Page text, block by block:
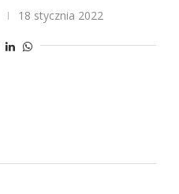
18 stycznia 2022